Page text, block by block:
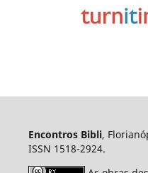
Encontros Bibli,
ISSN 1518-2924.